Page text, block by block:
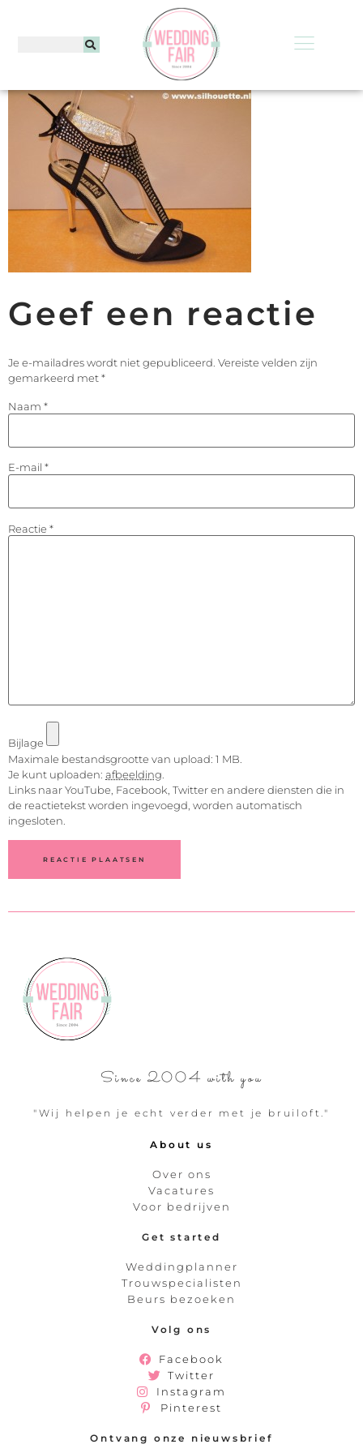
Geef een reactie
Je e-mailadres wordt niet gepubliceerd. Vereiste velden zijn
gemarkeerd met*
Naam *
E-mail *
Reactie *
Bijlage
Maximale bestandsgrootte van upload: 1 MB.
Je kunt uploaden: afbeelding
Links naar YouTube, Facebook, Twitter en andere diensten die in
de reactietekst worden ingevoegd, worden automatisch
ingesloten.
Since 2004 with you
"Wij helpen je echt verder met je bruiloft."
About us
Over ons
Vacatures
Voor bedrijven
Get started
Weddingplanner
Trouwspecialisten
Beurs bezoeken
Volg ons
Facebook
Twitter
Instagram
Pinterest
Ontvang onze nieuwsbrief